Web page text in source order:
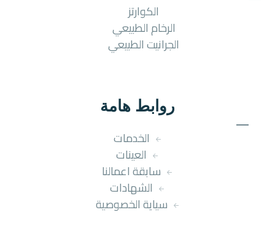
الكوارتز
الرخام الطبيعي
الجرانيت الطبيعي
روابط هامة
الخدمات
العينات
سابقة اعمالنا
الشهادات
سياية الخصوصية